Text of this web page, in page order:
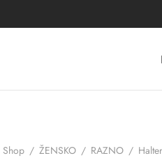
Shop / ŽENSKO / RAZNO /